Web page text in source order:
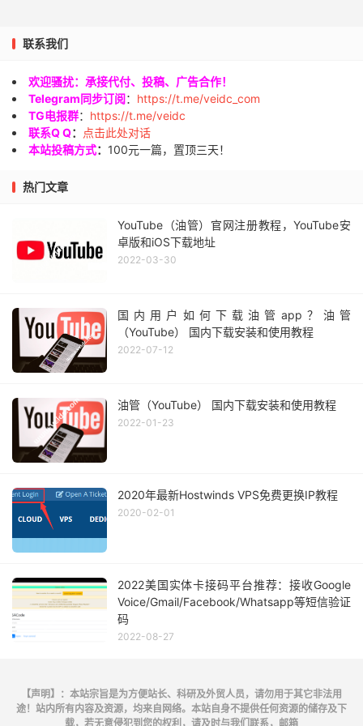
联系我们
欢迎骚扰：承接代付、投稿、广告合作！
Telegram同步订阅： https://t.me/veidc_com
TG电报群： https://t.me/veidc
联系Q Q：
点击此处对话
本站投稿方式： 100元一篇，置顶三天！
热门文章
YouTube（油管）官网注册教程，YouTube安
卓版和iOS下载地址
2022-03-30
国内用户如何下载油管app？油管
（YouTube） 国内下载安装和使用教程
2022-07-12
油管（YouTube） 国内下载安装和使用教程
2022-01-23
2020年最新Hostwinds VPS免费更换IP教程
2020-02-01
2022美国实体卡接码平台推荐：接收Google
Voice/Gmail/Facebook/Whatsapp等短信验证
码
2022-08-27
【声明】：本站宗旨是为方便站长、科研及外贸人员，请勿用于其它非法用
途！站内所有内容及资源，均来自网络。本站自身不提供任何资源的储存及下
载，若无意侵犯到您的权利，请及时与我们联系，邮箱